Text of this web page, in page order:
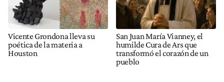
Vicente Grondona lleva su
poética de la materia a
Houston
San Juan María Vianney, el
humilde Cura de Ars que
transformó el corazón de un
pueblo